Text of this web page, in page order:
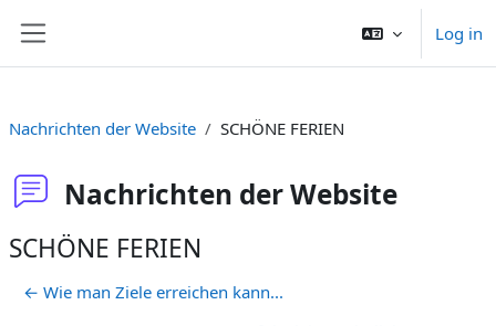
Log in
Nachrichten der Website SCHÖNE FERIEN
Nachrichten der Website
SCHÖNE FERIEN
← Wie man Ziele erreichen kann...